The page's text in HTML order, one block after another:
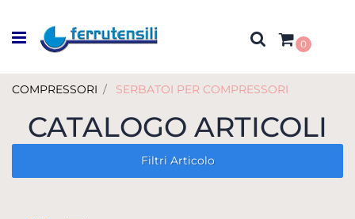
Open menu
0
COMPRESSORI SERBATOI PER COMPRESSORI
CATALOGO ARTICOLI
Filtri Articolo